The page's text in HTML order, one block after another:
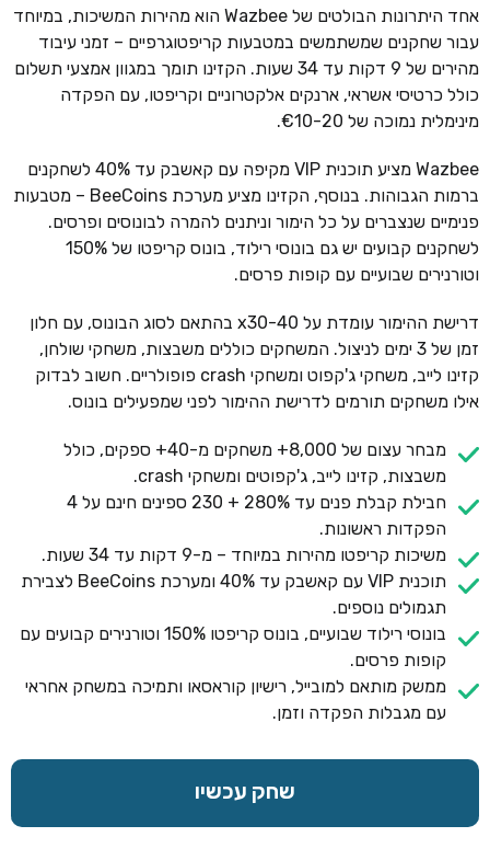
אחד היתרונות הבולטים של Wazbee הוא מהירות המשיכות, במיוחד
עבור שחקנים שמשתמשים במטבעות קריפטוגרפיים – זמני עיבוד
מהירים של 9 דקות עד 34 שעות. הקזינו תומך במגוון אמצעי תשלום
כולל כרטיסי אשראי, ארנקים אלקטרוניים וקריפטו, עם הפקדה
מינימלית נמוכה של €10-20.
Wazbee מציע תוכנית VIP מקיפה עם קאשבק עד 40% לשחקנים
ברמות הגבוהות. בנוסף, הקזינו מציע מערכת BeeCoins – מטבעות
פנימיים שנצברים על כל הימור וניתנים להמרה לבונוסים ופרסים.
לשחקנים קבועים יש גם בונוסי רילוד, בונוס קריפטו של 150%
וטורנירים שבועיים עם קופות פרסים.
דרישת ההימור עומדת על x30-40 בהתאם לסוג הבונוס, עם חלון
זמן של 3 ימים לניצול. המשחקים כוללים משבצות, משחקי שולחן,
קזינו לייב, משחקי ג'קפוט ומשחקי crash פופולריים. חשוב לבדוק
אילו משחקים תורמים לדרישת ההימור לפני שמפעילים בונוס.
מבחר עצום של 8,000+ משחקים מ-40+ ספקים, כולל
משבצות, קזינו לייב, ג'קפוטים ומשחקי crash.
חבילת קבלת פנים עד 280% + 230 ספינים חינם על 4
הפקדות ראשונות.
משיכות קריפטו מהירות במיוחד – מ-9 דקות עד 34 שעות.
תוכנית VIP עם קאשבק עד 40% ומערכת BeeCoins לצבירת
תגמולים נוספים.
בונוסי רילוד שבועיים, בונוס קריפטו 150% וטורנירים קבועים עם
קופות פרסים.
ממשק מותאם למובייל, רישיון קוראסאו ותמיכה במשחק אחראי
עם מגבלות הפקדה וזמן.
שחק עכשיו